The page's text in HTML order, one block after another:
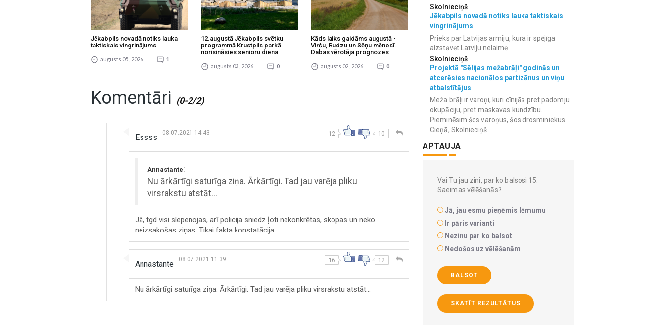
Jēkabpils novadā notiks lauka
taktiskais vingrinājums
augusts 05 , 2026 1
12.augustā Jēkabpils svētku
programmā Krustpils parkā
norisināsies senioru diena
augusts 03 , 2026 0
Kāds laiks gaidāms augustā -
Viršu, Rudzu un Sēņu mēnesī.
Dabas vērotāja prognozes
augusts 02 , 2026 0
Komentāri (0-2/2)
Essss 08.07.2021 14:43 12 10
Annastante:
Nu ārkārtīgi saturīga ziņa. Ārkārtīgi. Tad jau varēja pliku
virsrakstu atstāt...
Jā, tgd visi slepenojas, arī policija sniedz ļoti nekonkrētas, skopas un neko
neizsakošas ziņas. Tikai fakta konstatācija...
Annastante 08.07.2021 11:39 16 12
Nu ārkārtīgi saturīga ziņa. Ārkārtīgi. Tad jau varēja pliku virsrakstu atstāt...
Skolnieciņš
Jēkabpils novadā notiks lauka taktiskais
vingrinājums
Prieks par Latvijas armiju, kura ir spējīga
aizstāvēt Latviju nelaimē.
Skolnieciņš
Projektā "Sēlijas mežabrāļi" godinās un
atcerēsies nacionālos partizānus un viņu
atbalstītājus
Meža brāļi ir varoņi, kuri cīnijās pret padomju
okupāciju, pret maskavas kundzību.
Pieminēsim šos varoņus, šos drosminiekus.
Cieņā, Skolnieciņš
APTAUJA
Vai Tu jau zini, par ko balsosi 15.
Saeimas vēlēšanās?
Jā, jau esmu pieņēmis lēmumu
Ir pāris varianti
Nezinu par ko balsot
Nedošos uz vēlēšanām
BALSOT
SKATĪT REZULTĀTUS